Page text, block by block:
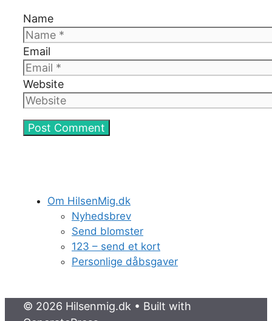
Name
Email
Website
Om HilsenMig.dk
Nyhedsbrev
Send blomster
123 – send et kort
Personlige dåbsgaver
© 2026 Hilsenmig.dk • Built with